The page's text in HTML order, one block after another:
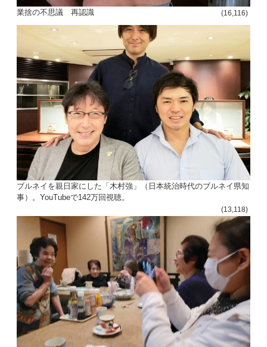
業捨の不思議 再認識 (16,116)
ブルネイを親日家にした「木村強」（日本統治時代のブルネイ県知
事）。YouTubeで142万回視聴。
(13,118)